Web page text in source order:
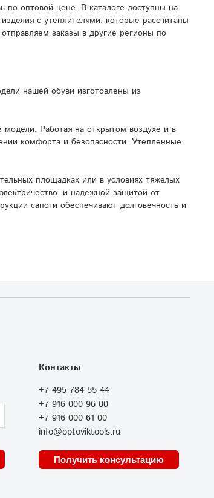
оптовой цене. В каталоге доступны на
с утеплителями, которые рассчитаны
заказы в другие регионы по
нашей обуви изготовлены из
Работая на открытом воздухе и в
комфорта и безопасности. Утепленные
площадках или в условиях тяжелых
и надежной защитой от
сапоги обеспечивают долговечность и
Контакты
+7 495 784 55 44
+7 916 000 96 00
+7 916 000 61 00
info@optoviktools.ru
Получить консультацию